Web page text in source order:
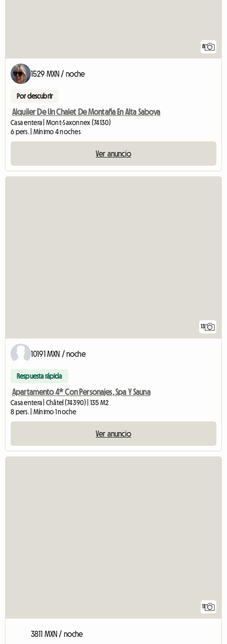
8
1529 MXN / noche
Por descubrir
Alquiler De Un Chalet De Montaña En Alta Saboya
Casa entera | Mont-Saxonnex (74130)
6 pers. | Mínimo 4 noches
Ver anuncio
13
10191 MXN / noche
Respuesta rápida
Apartamento 4* Con Personajes, Spa Y Sauna
Casa entera | Châtel (74390) | 135 M2
8 pers. | Mínimo 1 noche
Ver anuncio
11
3811 MXN / noche